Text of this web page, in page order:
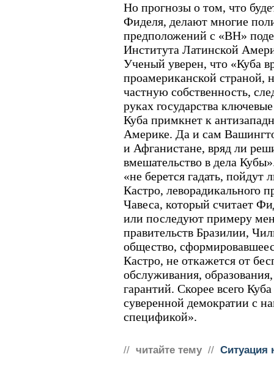
Но прогнозы о том, что
Фиделя, делают многие
предположений с «ВН»
Института Латинской
Ученый уверен, что «Куба
проамериканской страной,
частную собственность,
руках государства
Куба примкнет к
Америке. Да и сам
и Афганистане, вряд ли
вмешательство в дела
«не берется гадать, пойдут
Кастро, леворадикального
Чавеса, который считает
или последуют примеру
правительств Бразилии,
общество,
Кастро, не откажется от
обслуживания,
гарантий. Скорее всего
суверенной демократии с
спецификой».
// читайте тему // Ситуация